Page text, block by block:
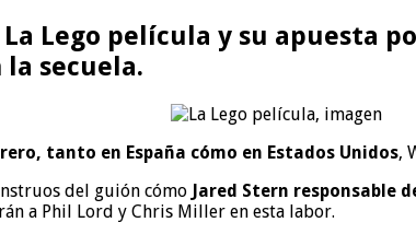
Lego película y su apuesta
secuela.
tanto en España cómo en Estados Unidos,
del guión cómo Jared Stern responsable
a Phil Lord y Chris Miller en esta labor.